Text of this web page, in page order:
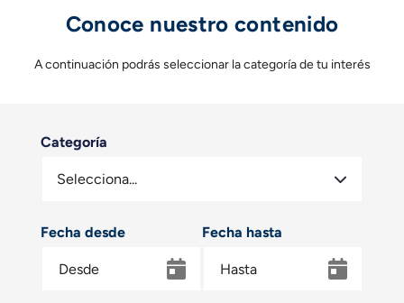
Conoce nuestro contenido
A continuación podrás seleccionar la categoría de tu interés
Categoría
Fecha desde Fecha hasta